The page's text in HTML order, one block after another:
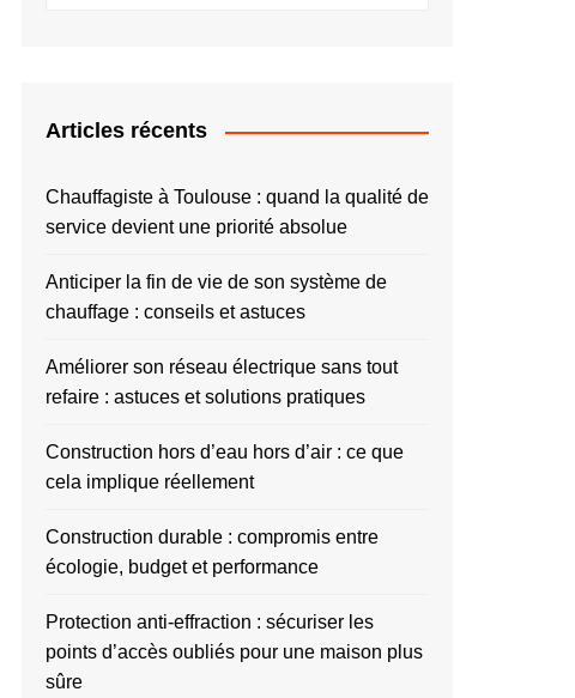
Articles récents
Chauffagiste à Toulouse : quand la qualité de
service devient une priorité absolue
Anticiper la fin de vie de son système de
chauffage : conseils et astuces
Améliorer son réseau électrique sans tout
refaire : astuces et solutions pratiques
Construction hors d’eau hors d’air : ce que
cela implique réellement
Construction durable : compromis entre
écologie, budget et performance
Protection anti-effraction : sécuriser les
points d’accès oubliés pour une maison plus
sûre